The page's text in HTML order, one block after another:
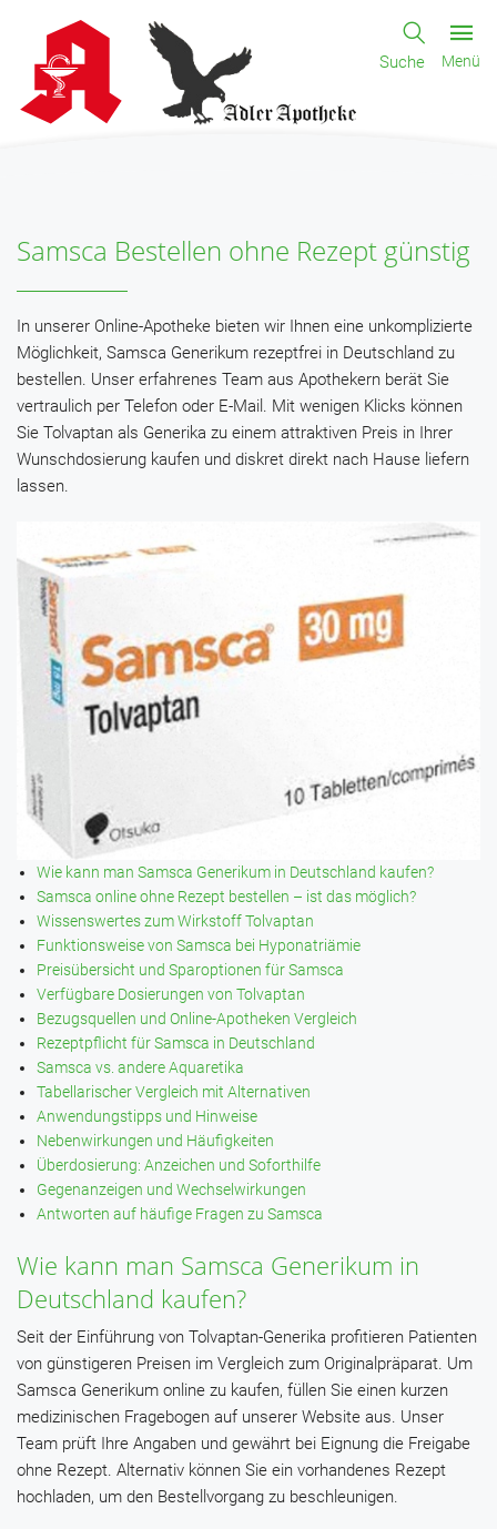
Suche Menü
Samsca Bestellen ohne Rezept günstig
In unserer Online-Apotheke bieten wir Ihnen eine unkomplizierte
Möglichkeit, Samsca Generikum rezeptfrei in Deutschland zu
bestellen. Unser erfahrenes Team aus Apothekern berät Sie
vertraulich per Telefon oder E-Mail. Mit wenigen Klicks können
Sie Tolvaptan als Generika zu einem attraktiven Preis in Ihrer
Wunschdosierung kaufen und diskret direkt nach Hause liefern
lassen.
Wie kann man Samsca Generikum in Deutschland kaufen?
Samsca online ohne Rezept bestellen – ist das möglich?
Wissenswertes zum Wirkstoff Tolvaptan
Funktionsweise von Samsca bei Hyponatriämie
Preisübersicht und Sparoptionen für Samsca
Verfügbare Dosierungen von Tolvaptan
Bezugsquellen und Online-Apotheken Vergleich
Rezeptpflicht für Samsca in Deutschland
Samsca vs. andere Aquaretika
Tabellarischer Vergleich mit Alternativen
Anwendungstipps und Hinweise
Nebenwirkungen und Häufigkeiten
Überdosierung: Anzeichen und Soforthilfe
Gegenanzeigen und Wechselwirkungen
Antworten auf häufige Fragen zu Samsca
Wie kann man Samsca Generikum in
Deutschland kaufen?
Seit der Einführung von Tolvaptan-Generika profitieren Patienten
von günstigeren Preisen im Vergleich zum Originalpräparat. Um
Samsca Generikum online zu kaufen, füllen Sie einen kurzen
medizinischen Fragebogen auf unserer Website aus. Unser
Team prüft Ihre Angaben und gewährt bei Eignung die Freigabe
ohne Rezept. Alternativ können Sie ein vorhandenes Rezept
hochladen, um den Bestellvorgang zu beschleunigen.